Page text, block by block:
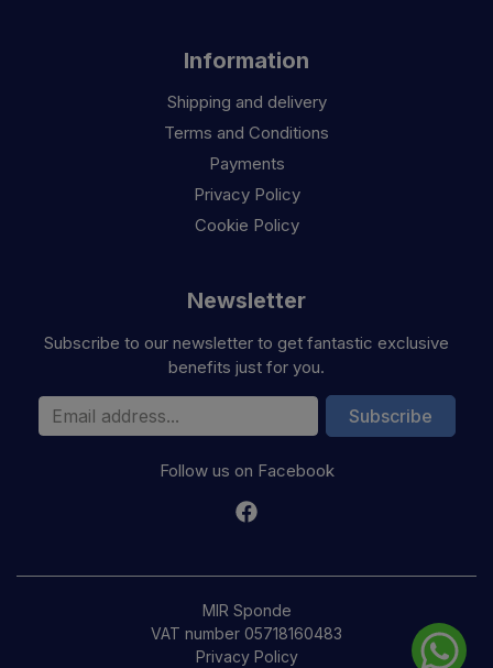
Information
Shipping and delivery
Terms and Conditions
Payments
Privacy Policy
Cookie Policy
Newsletter
Subscribe to our newsletter to get fantastic exclusive
benefits just for you.
Email Address Subscribe
Follow us on Facebook
MIR Sponde
VAT number 05718160483
Privacy Policy